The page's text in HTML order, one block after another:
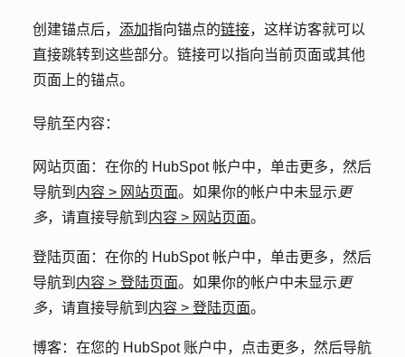
创建锚点后， 添加指向锚点的链接，这样访客就可以
直接跳转到这些部分。链接可以指向当前页面或其他
页面上的锚点。
导航至内容：
网站页面 ：在你的 HubSpot 帐户中，单击更多，然后
导航到 内容 > 网站页面。如果你的帐户中未显示更
多，请直接导航到 内容 > 网站页面。
登陆页面 ：在你的 HubSpot 帐户中，单击更多，然后
导航到 内容 > 登陆页面。如果你的帐户中未显示更
多，请直接导航到 内容 > 登陆页面。
博客：在您的 HubSpot 账户中，点击更多，然后导航